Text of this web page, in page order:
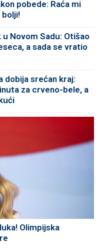
pobede: Raća mi
bolji!
Novom Sadu: Otišao
a sada se vratio
dobija srećan kraj:
za crveno-bele, a
Olimpijska